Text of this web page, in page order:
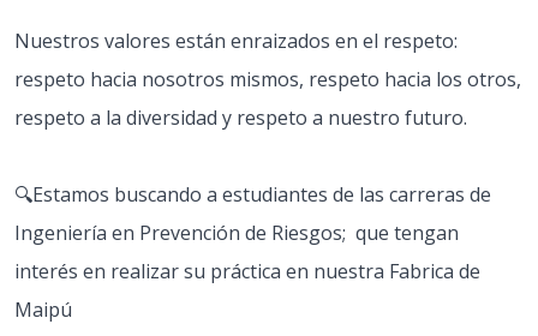
Nuestros valores están enraizados en el respeto:
respeto hacia nosotros mismos, respeto hacia los otros,
respeto a la diversidad y respeto a nuestro futuro.
🔍Estamos buscando a estudiantes de las carreras de
Ingeniería en Prevención de Riesgos; que tengan
interés en realizar su práctica en nuestra Fabrica de
Maipú